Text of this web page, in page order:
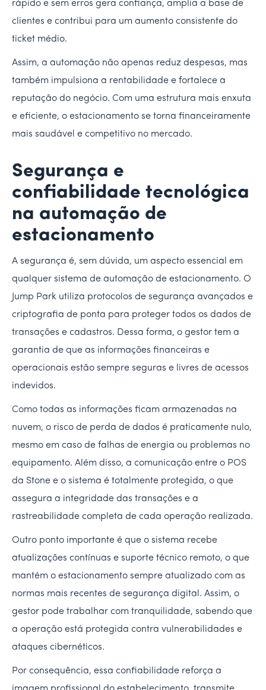
rápido e sem erros gera confiança, amplia a base de
clientes e contribui para um aumento consistente do
ticket médio.
Assim, a automação não apenas reduz despesas, mas
também impulsiona a rentabilidade e fortalece a
reputação do negócio. Com uma estrutura mais enxuta
e eficiente, o estacionamento se torna financeiramente
mais saudável e competitivo no mercado.
Segurança e
confiabilidade tecnológica
na automação de
estacionamento
A segurança é, sem dúvida, um aspecto essencial em
qualquer sistema de automação de estacionamento. O
Jump Park utiliza protocolos de segurança avançados e
criptografia de ponta para proteger todos os dados de
transações e cadastros. Dessa forma, o gestor tem a
garantia de que as informações financeiras e
operacionais estão sempre seguras e livres de acessos
indevidos.
Como todas as informações ficam armazenadas na
nuvem, o risco de perda de dados é praticamente nulo,
mesmo em caso de falhas de energia ou problemas no
equipamento. Além disso, a comunicação entre o POS
da Stone e o sistema é totalmente protegida, o que
assegura a integridade das transações e a
rastreabilidade completa de cada operação realizada.
Outro ponto importante é que o sistema recebe
atualizações contínuas e suporte técnico remoto, o que
mantém o estacionamento sempre atualizado com as
normas mais recentes de segurança digital. Assim, o
gestor pode trabalhar com tranquilidade, sabendo que
a operação está protegida contra vulnerabilidades e
ataques cibernéticos.
Por consequência, essa confiabilidade reforça a